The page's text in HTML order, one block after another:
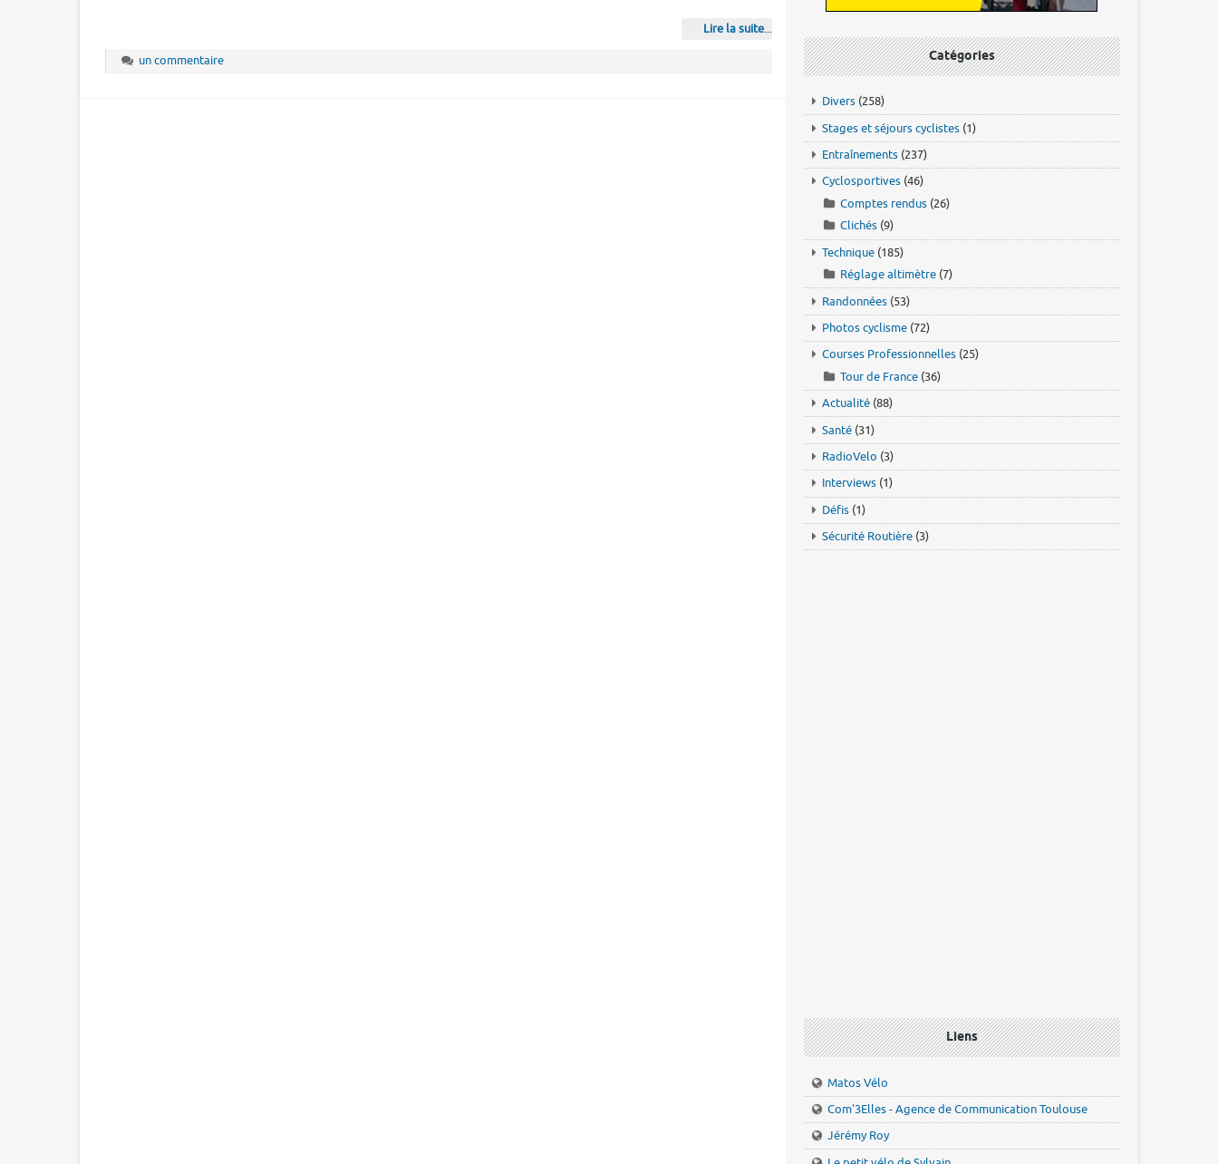
Lire la suite...
un commentaire Catégories
Divers (258)
Stages et séjours cyclistes (1)
Entraînements (237)
Cyclosportives (46)
Comptes rendus (26)
Clichés (9)
Technique (185)
Réglage altimètre (7)
Randonnées (53)
Photos cyclisme (72)
Courses Professionnelles (25)
Tour de France (36)
Actualité (88)
Santé (31)
RadioVelo (3)
Interviews (1)
Défis (1)
Sécurité Routière (3)
Liens
Matos Vélo
Com'3Elles - Agence de Communication Toulouse
Jérémy Roy